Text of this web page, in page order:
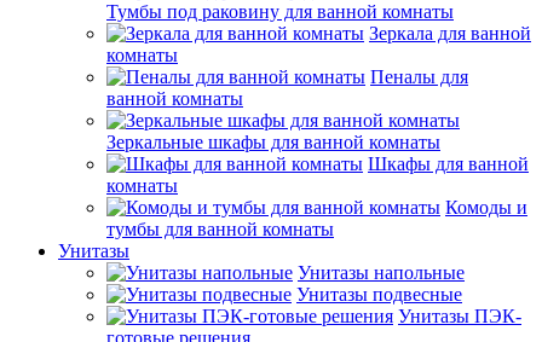
Тумбы под раковину для ванной комнаты
Зеркала для ванной
комнаты
Пеналы для
ванной комнаты
Зеркальные шкафы для ванной комнаты
Шкафы для ванной
комнаты
Комоды и
тумбы для ванной комнаты
Унитазы
Унитазы напольные
Унитазы подвесные
Унитазы ПЭК-
готовые решения